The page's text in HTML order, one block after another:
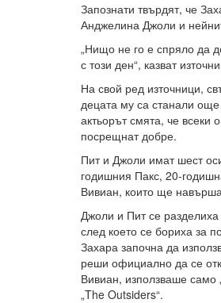
Запознати твърдят, че
Анджелина Джоли и
„Нищо не го е спряло да
с този ден“, казват
На свой ред източници,
децата му са станали
актьорът смята, че всеки
посрещнат добре.
Пит и Джоли имат шест
годишния Пакс, 20-
Вивиан, които ще
Джоли и Пит се
след което се бориха за
Захара започна да
реши официално да се
Вивиан, използваше само
„The Outsiders“.